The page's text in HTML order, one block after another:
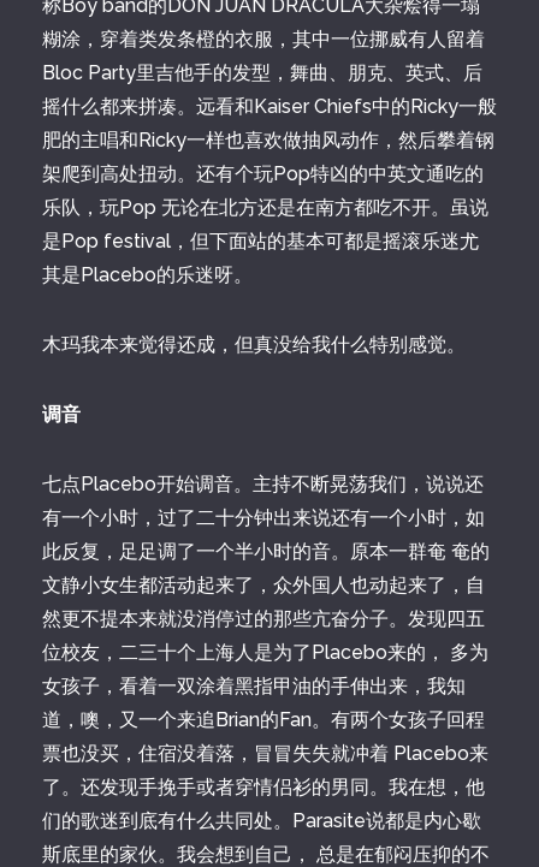
称Boy band的DON JUAN DRACULA大杂烩得一塌
糊涂，穿着类发条橙的衣服，其中一位挪威有人留着
Bloc Party里吉他手的发型，舞曲、朋克、英式、后
摇什么都来拼凑。远看和Kaiser Chiefs中的Ricky一般
肥的主唱和Ricky一样也喜欢做抽风动作，然后攀着钢
架爬到高处扭动。还有个玩Pop特凶的中英文通吃的
乐队，玩Pop 无论在北方还是在南方都吃不开。虽说
是Pop festival，但下面站的基本可都是摇滚乐迷尤
其是Placebo的乐迷呀。
木玛我本来觉得还成，但真没给我什么特别感觉。
调音
七点Placebo开始调音。主持不断晃荡我们，说说还
有一个小时，过了二十分钟出来说还有一个小时，如
此反复，足足调了一个半小时的音。原本一群奄 奄的
文静小女生都活动起来了，众外国人也动起来了，自
然更不提本来就没消停过的那些亢奋分子。发现四五
位校友，二三十个上海人是为了Placebo来的， 多为
女孩子，看着一双涂着黑指甲油的手伸出来，我知
道，噢，又一个来追Brian的Fan。有两个女孩子回程
票也没买，住宿没着落，冒冒失失就冲着 Placebo来
了。还发现手挽手或者穿情侣衫的男同。我在想，他
们的歌迷到底有什么共同处。Parasite说都是内心歇
斯底里的家伙。我会想到自己， 总是在郁闷压抑的不